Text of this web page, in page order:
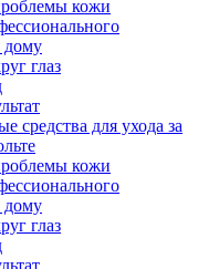
кожи
дому
глаз
средства для ухода за
кожи
дому
глаз